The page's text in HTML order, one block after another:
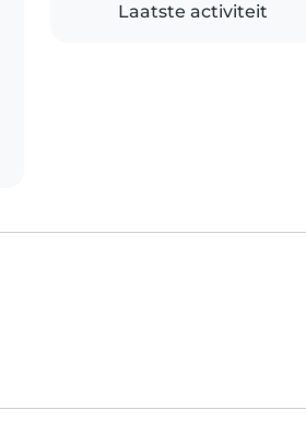
Laatste activiteit